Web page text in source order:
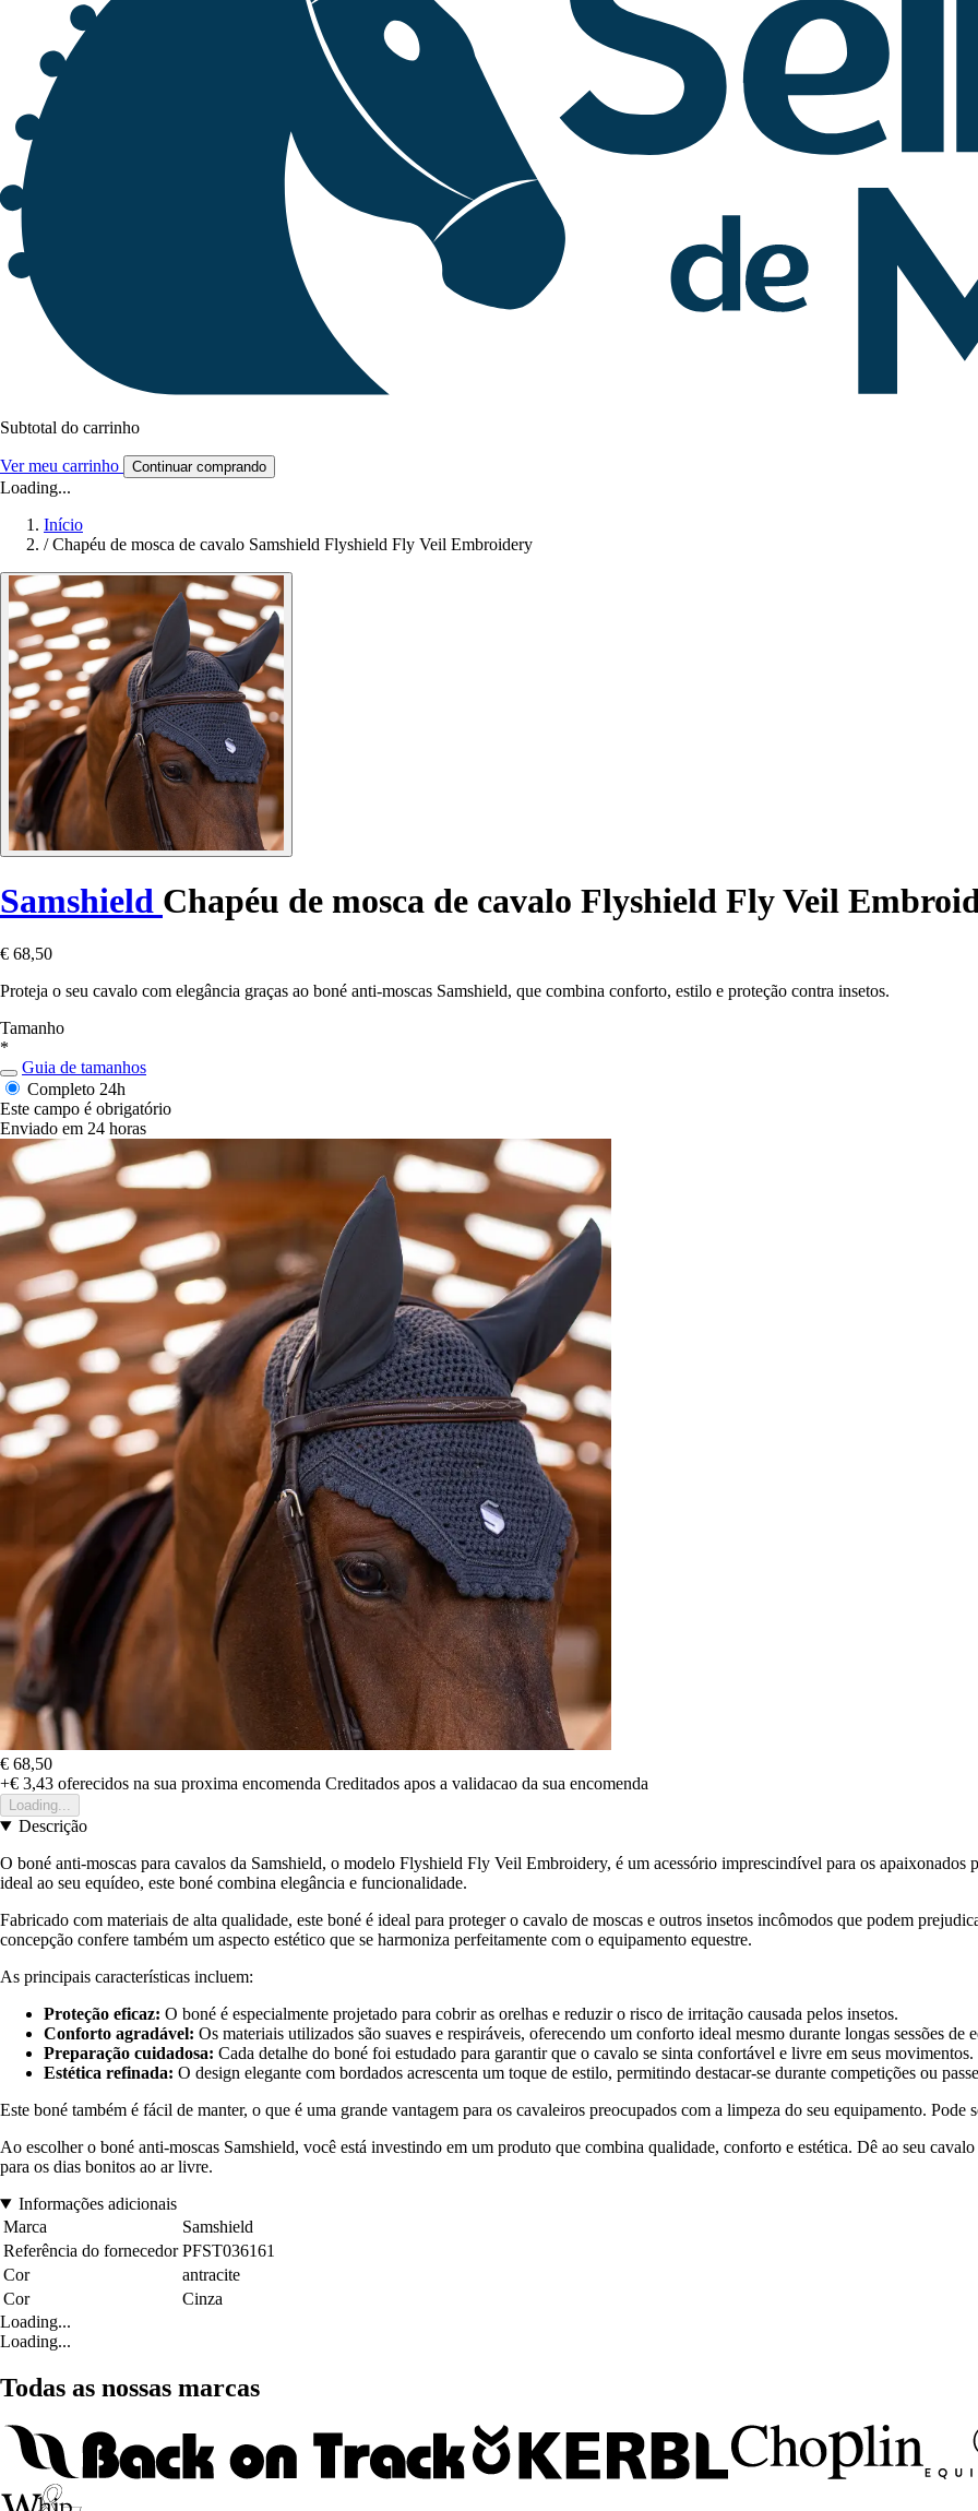
Subtotal do carrinho
Ver meu carrinho Continuar comprando
Loading...
Início
/ Chapéu de mosca de cavalo Samshield Flyshield Fly Veil Embroidery
Samshield Chapéu de mosca de cavalo Flyshield Fly Veil
€ 68,50
Proteja o seu cavalo com elegância graças ao boné anti-moscas Samshield, que combina conforto, estilo e proteção contra insetos.
Tamanho
*
Guia de tamanhos
Completo 24h
Este campo é obrigatório
Enviado em 24 horas
€ 68,50
+€ 3,43 oferecidos na sua proxima encomenda Creditados apos a validacao da sua encomenda
Loading...
Descrição
O boné anti-moscas para cavalos da Samshield, o modelo Flyshield Fly Veil Embroidery, é um acessório imprescindível para os apaixonados
ideal ao seu equídeo, este boné combina elegância e funcionalidade.
Fabricado com materiais de alta qualidade, este boné é ideal para proteger o cavalo de moscas e outros insetos incômodos que podem
concepção confere também um aspecto estético que se harmoniza perfeitamente com o equipamento equestre.
As principais características incluem:
Proteção eficaz: O boné é especialmente projetado para cobrir as orelhas e reduzir o risco de irritação causada pelos insetos.
Conforto agradável: Os materiais utilizados são suaves e respiráveis, oferecendo um conforto ideal mesmo durante longas sessões de
Preparação cuidadosa: Cada detalhe do boné foi estudado para garantir que o cavalo se sinta confortável e livre em seus movimentos.
Estética refinada: O design elegante com bordados acrescenta um toque de estilo, permitindo destacar-se durante competições ou
Este boné também é fácil de manter, o que é uma grande vantagem para os cavaleiros preocupados com a limpeza do seu equipamento.
Ao escolher o boné anti-moscas Samshield, você está investindo em um produto que combina qualidade, conforto e estética. Dê ao seu
para os dias bonitos ao ar livre.
Informações adicionais
Marca
Samshield
Referência do fornecedor PFST036161
Cor
antracite
Cor
Cinza
Loading...
Loading...
Todas as nossas marcas